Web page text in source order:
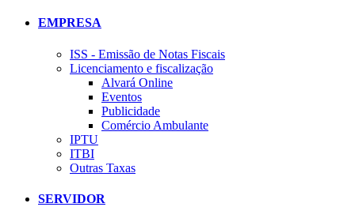
EMPRESA
ISS - Emissão de Notas Fiscais
Licenciamento e fiscalização
Alvará Online
Eventos
Publicidade
Comércio Ambulante
IPTU
ITBI
Outras Taxas
SERVIDOR